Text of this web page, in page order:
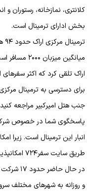
کلانتری، نمازخانه،
بخش ادارای ترمینال است.
میانگین
اراک تلقی کرد که اکثر
پاسخگوی شما در خصوص
انبار این ترمینال است. زیرا
طریق سایت سفر۷۲۴ امکانپذیر نیست.
در حال
و روزانه به شهرهای مختلف